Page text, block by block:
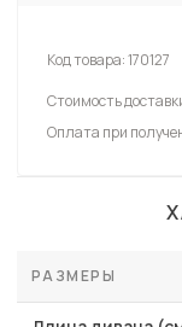
Код товара:170127
Стоимость
Оплата при
РАЗМЕРЫ